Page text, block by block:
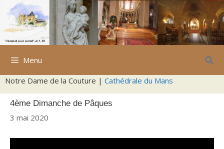
Aller
contenu
Menu
Notre Dame de la Couture | Cathédrale du Mans
4ème Dimanche de Pâques
3 mai 2020